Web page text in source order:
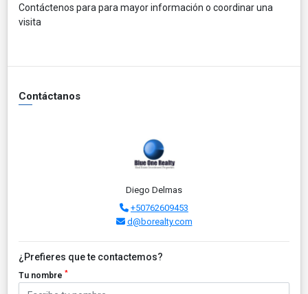
Contáctenos para para mayor información o coordinar una
visita
Contáctanos
Diego Delmas
+50762609453
d@borealty.com
¿Prefieres que te contactemos?
Tu nombre *